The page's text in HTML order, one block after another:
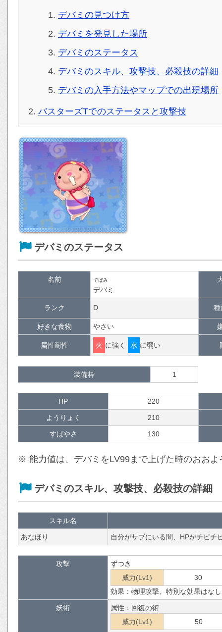
デバミの見つけ方
デバミを発見した場所
デバミのステータス
デバミのスキル、攻撃技、必殺技の詳細
デバミの入手方法やマップでの出現場所
バスターズTでのステータスと攻撃技
デバミのステータス
名前 でばみ
デバミ
ランク D 種
好きな食物 やさい
属性耐性 火 に強く 水 に弱い
装備枠 1
HP 220
ようりょく 210
すばやさ 130
※ 能力値は、デバミをLV99まで上げた時のおおよ
デバミのスキル、攻撃技、必殺技の詳細
スキル名
あなほり 自分がサブにいる間、HPがチビチ
攻撃
ずつき
威力(Lv1)
30
効果：物理攻撃、特別な効果はなし
妖術
属性：回復の術
威力(Lv1)
50